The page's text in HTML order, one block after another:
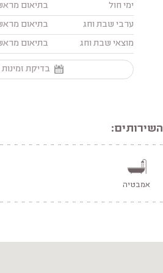
ימי חול
בתיאום
ערבי שבת וחג
בתיאום
מוצאי שבת וחג
בתיאום
בדיקת
השירותים:
אמבטיה